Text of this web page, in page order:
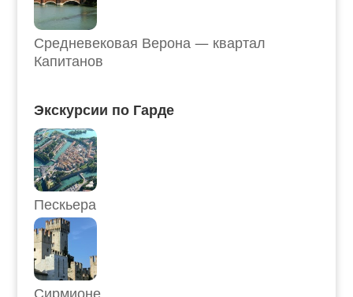
Средневековая Верона — квартал
Капитанов
Экскурсии по Гарде
Пескьера